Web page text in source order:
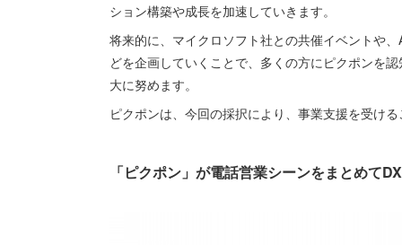
ション構築や成長を加速していきます。
将来的に、マイクロソフト社との共催イベントや
どを企画していくことで、多くの方にピクポンを
大に努めます。
ピクポンは、今回の採択により、事業支援を受け
「ピクポン」が電話営業シーンをまとめて